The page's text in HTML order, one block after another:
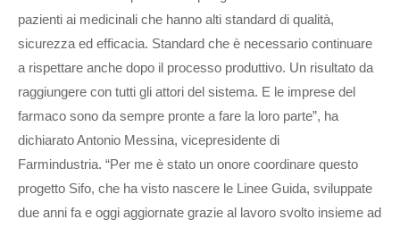
pazienti ai medicinali che hanno alti standard di qualità,
sicurezza ed efficacia. Standard che è necessario continuare
a rispettare anche dopo il processo produttivo. Un risultato da
raggiungere con tutti gli attori del sistema. E le imprese del
farmaco sono da sempre pronte a fare la loro parte”, ha
dichiarato Antonio Messina, vicepresidente di
Farmindustria. “Per me è stato un onore coordinare questo
progetto Sifo, che ha visto nascere le Linee Guida, sviluppate
due anni fa e oggi aggiornate grazie al lavoro svolto insieme ad